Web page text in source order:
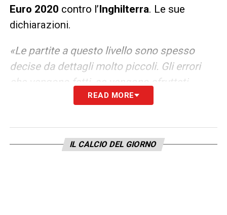
Euro 2020 contro l’Inghilterra. Le sue
dichiarazioni.
«Le partite a questo livello sono spesso
decise da dettagli molto piccoli. Gli errori
che vengono fatti, se vengono sfruttati,
fanno la differenza. Inoltre sarà importante
affascina tutti. Una partita da dentro o fuori
per entrambe le squadre. Siamo motivati al
READ MORE
IL CALCIO DEL GIORNO